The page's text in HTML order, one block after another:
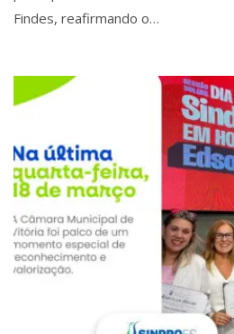
Findes, reafirmando o…